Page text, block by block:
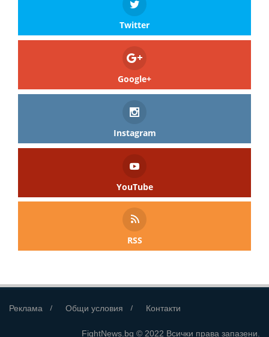
Twitter
Google+
Instagram
YouTube
RSS
Реклама Общи условия Контакти
FightNews.bg © 2022 Всички права запазени.